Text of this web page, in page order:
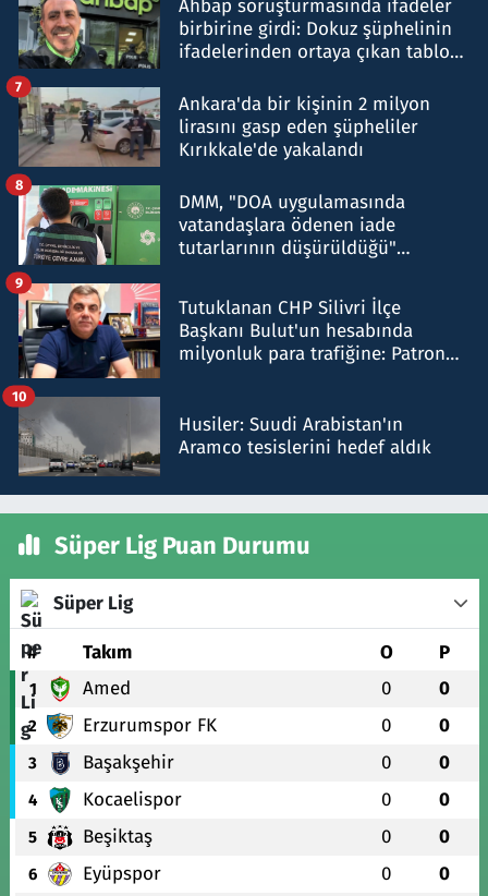
Ahbap soruşturmasında ifadeler
birbirine girdi: Dokuz şüphelinin
ifadelerinden ortaya çıkan tablo
Ankara'da bir kişinin 2 milyon
lirasını gasp eden şüpheliler
Kırıkkale'de yakalandı
7
DMM, "DOA uygulamasında
vatandaşlara ödenen iade
tutarlarının düşürüldüğü"
8
Tutuklanan CHP Silivri İlçe
Başkanı Bulut'un hesabında
milyonluk para trafiğine: Patron
9
Husiler: Suudi Arabistan'ın
Aramco tesislerini hedef aldık
10
Süper Lig Puan Durumu
Süper Lig
# Takım O P
1 Amed 0 0
2 Erzurumspor FK 0 0
3 Başakşehir 0 0
4 Kocaelispor 0 0
5 Beşiktaş 0 0
6 Eyüpspor 0 0